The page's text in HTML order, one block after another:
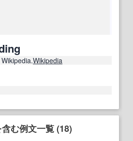
Wikipedia.Wikipedia
む例文一覧 (18)